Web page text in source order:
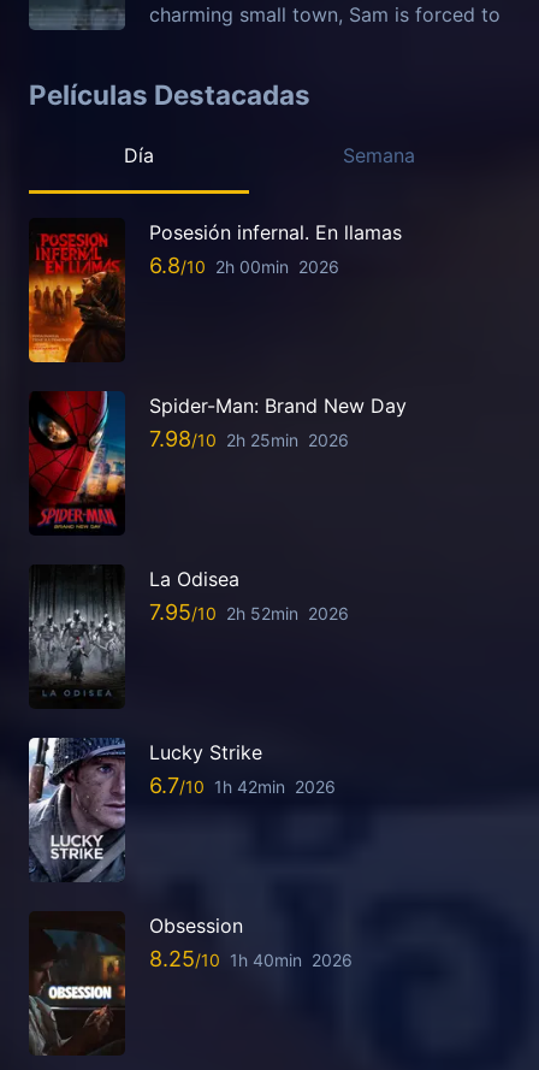
charming small town, Sam is forced to
Películas Destacadas
Día Semana
Posesión infernal. En llamas
6.8 2h 00min 2026
Spider-Man: Brand New Day
7.98 2h 25min 2026
La Odisea
7.95 2h 52min 2026
Lucky Strike
6.7 1h 42min 2026
Obsession
8.25 1h 40min 2026